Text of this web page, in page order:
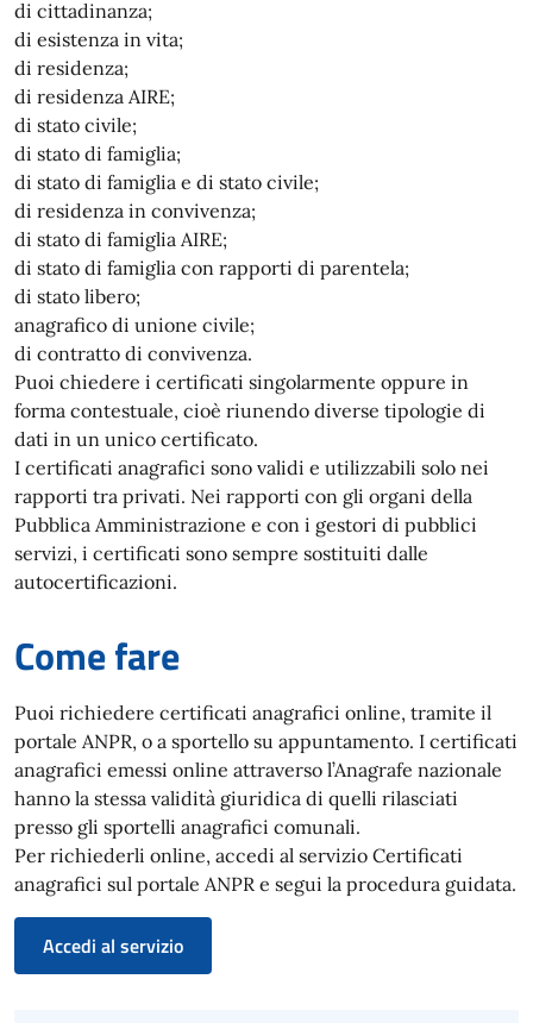
di cittadinanza;
di esistenza in vita;
di residenza;
di residenza AIRE;
di stato civile;
di stato di famiglia;
di stato di famiglia e di stato civile;
di residenza in convivenza;
di stato di famiglia AIRE;
di stato di famiglia con rapporti di parentela;
di stato libero;
anagrafico di unione civile;
di contratto di convivenza.
Puoi chiedere i certificati singolarmente oppure in
forma contestuale, cioè riunendo diverse tipologie di
dati in un unico certificato.
I certificati anagrafici sono validi e utilizzabili solo nei
rapporti tra privati. Nei rapporti con gli organi della
Pubblica Amministrazione e con i gestori di pubblici
servizi, i certificati sono sempre sostituiti dalle
autocertificazioni.
Come fare
Puoi richiedere certificati anagrafici online, tramite il
portale ANPR, o a sportello su appuntamento. I certificati
anagrafici emessi online attraverso l’Anagrafe nazionale
hanno la stessa validità giuridica di quelli rilasciati
presso gli sportelli anagrafici comunali.
Per richiederli online, accedi al servizio Certificati
anagrafici sul portale ANPR e segui la procedura guidata.
Accedi al servizio